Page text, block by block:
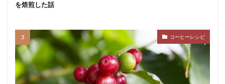
を焙煎した話
コーヒーレシピ